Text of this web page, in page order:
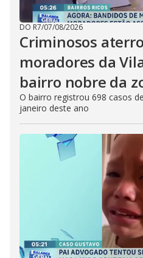
DO R7/07/08/2026
Criminosos
moradores da
bairro nobre da
O bairro registrou 698 casos
janeiro deste ano